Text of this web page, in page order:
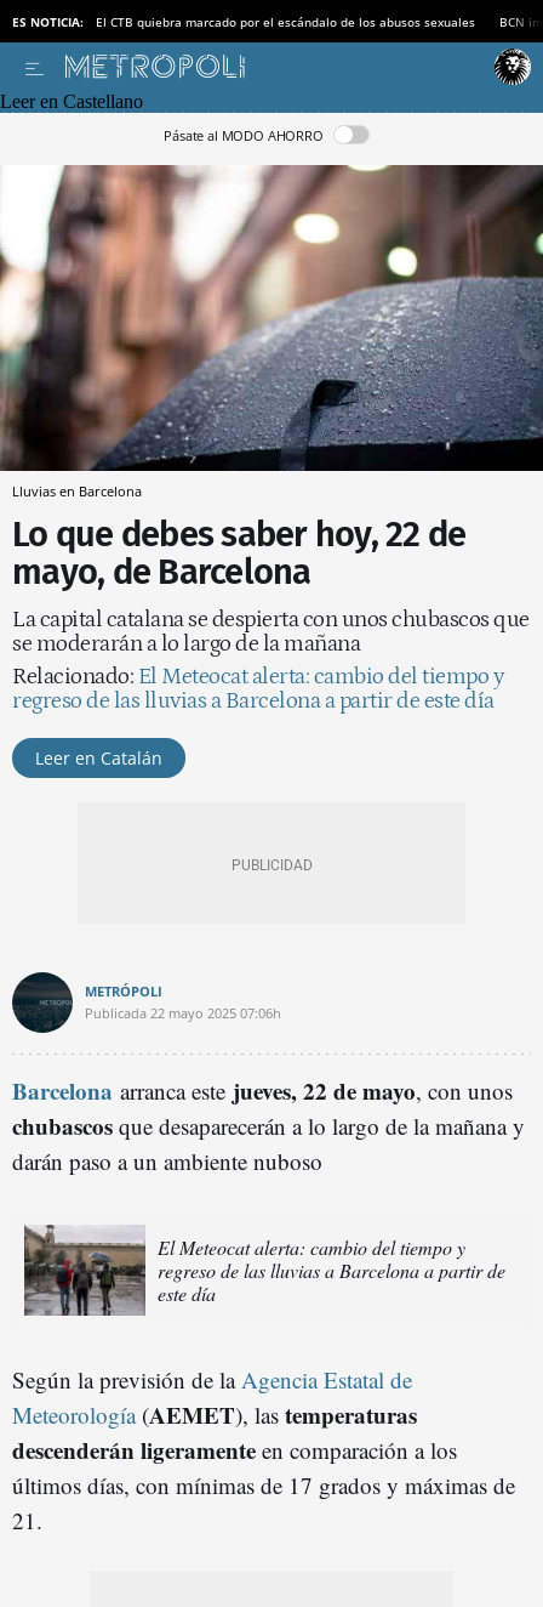
ES NOTICIA: El CTB quiebra marcado por el escándalo de los abusos sexuales BCN
Leer en Castellano
Pásate al MODO AHORRO
Lluvias en Barcelona
Lo que debes saber hoy, 22 de
mayo, de Barcelona
La capital catalana se despierta con unos chubascos que
se moderarán a lo largo de la mañana
Relacionado: El Meteocat alerta: cambio del tiempo y
regreso de las lluvias a Barcelona a partir de este día
Leer en Catalán
METRÓPOLI
Publicada 22 mayo 2025 07:06h
Barcelona arranca este jueves, 22 de mayo, con unos
chubascos que desaparecerán a lo largo de la mañana y
darán paso a un ambiente nuboso
El Meteocat alerta: cambio del tiempo y
regreso de las lluvias a Barcelona a partir de
este día
Según la previsión de laAgencia Estatal de
Meteorología(AEMET), las temperaturas
descenderán ligeramente en comparación a los
últimos días, con mínimas de 17 grados y máximas de
21.